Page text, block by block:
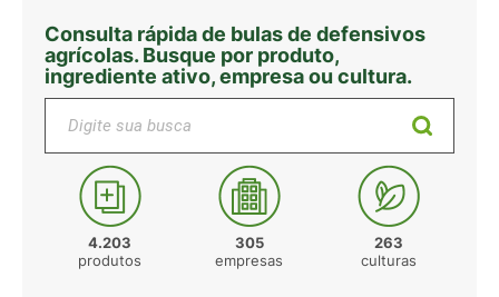
Consulta rápida de bulas de defensivos
agrícolas. Busque por produto,
ingrediente ativo, empresa ou cultura.
Digite sua busca
4.203
produtos
305
empresas
263
culturas